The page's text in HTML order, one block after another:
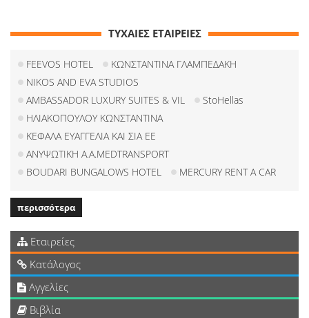
ΤΥΧΑΙΕΣ ΕΤΑΙΡΕΙΕΣ
FEEVOS HOTEL
ΚΩΝΣΤΑΝΤΙΝΑ ΓΛΑΜΠΕΔΑΚΗ
NIKOS AND EVA STUDIOS
AMBASSADOR LUXURY SUITES & VIL
StoHellas
ΗΛΙΑΚΟΠΟΥΛΟΥ ΚΩΝΣΤΑΝΤΙΝΑ
ΚΕΦΑΛΑ ΕΥΑΓΓΕΛΙΑ ΚΑΙ ΣΙΑ ΕΕ
ΑΝΥΨΩΤΙΚΗ A.A.MEDTRANSPORT
BOUDARI BUNGALOWS HOTEL
MERCURY RENT A CAR
περισσότερα
Εταιρείες
Κατάλογος
Αγγελίες
Βιβλία